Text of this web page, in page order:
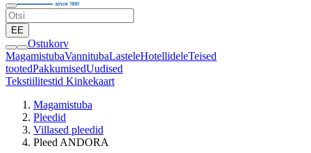
EE
Ostukorv
MagamistubaVannitubaLasteleHotellideleTeised
tootedPakkumisedUudised
Tekstiilitestid Kinkekaart
Magamistuba
Pleedid
Villased pleedid
Pleed ANDORA